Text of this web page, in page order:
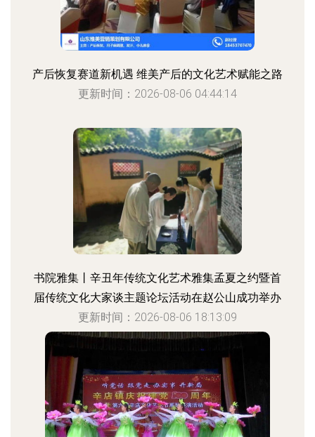
产后恢复赛道新机遇 维美产后的文化艺术赋能之路
更新时间：2026-08-06 04:44:14
书院雅集丨辛丑年传统文化艺术雅集孟夏之约暨首
届传统文化大家谈主题论坛活动在赵公山成功举办
更新时间：2026-08-06 18:13:09